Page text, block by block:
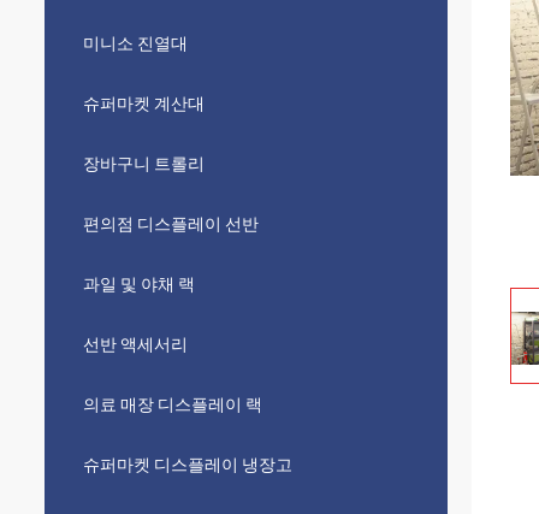
미니소 진열대
슈퍼마켓 계산대
장바구니 트롤리
편의점 디스플레이 선반
과일 및 야채 랙
선반 액세서리
의료 매장 디스플레이 랙
슈퍼마켓 디스플레이 냉장고